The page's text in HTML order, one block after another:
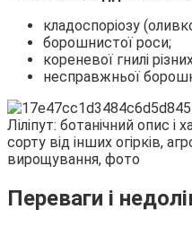
кладоспоріозу
борошнистої роси;
кореневої гнилі
несправжньої
Переваги і